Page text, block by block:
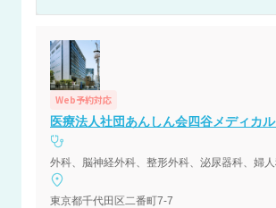
Web予約対応
医療法人社団あんしん会四谷メディカ
外科、脳神経外科、整形外科、泌尿器科、婦
東京都千代田区二番町7-7